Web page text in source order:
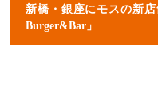
新橋・銀座にモスの新
Burger&Bar」